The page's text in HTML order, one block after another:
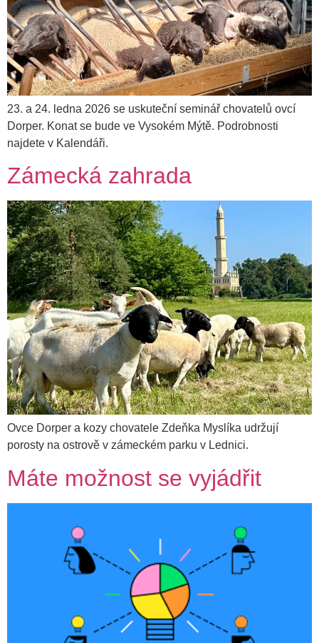
23. a 24. ledna 2026 se uskuteční seminář chovatelů ovcí
Dorper. Konat se bude ve Vysokém Mýtě. Podrobnosti
najdete v Kalendáři.
Zámecká zahrada
Ovce Dorper a kozy chovatele Zdeňka Myslíka udržují
porosty na ostrově v zámeckém parku v Lednici.
Máte možnost se vyjádřit